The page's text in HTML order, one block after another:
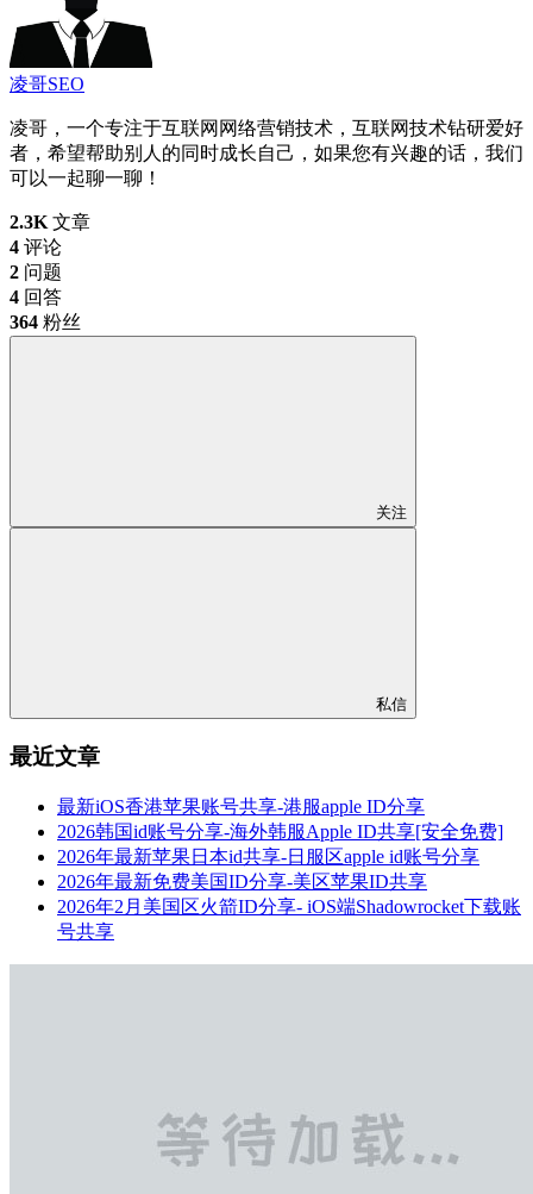
凌哥SEO
凌哥，一个专注于互联网网络营销技术，互联网技术钻研爱好
者，希望帮助别人的同时成长自己，如果您有兴趣的话，我们
可以一起聊一聊！
2.3K 文章
4 评论
2 问题
4 回答
364 粉丝
关注
私信
最近文章
最新iOS香港苹果账号共享-港服apple ID分享
2026韩国id账号分享-海外韩服Apple ID共享[安全免费]
2026年最新苹果日本id共享-日服区apple id账号分享
2026年最新免费美国ID分享-美区苹果ID共享
2026年2月美国区火箭ID分享- iOS端Shadowrocket下载账
号共享